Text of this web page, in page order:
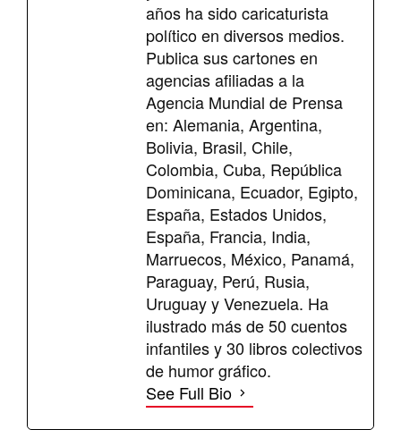
años ha sido caricaturista
político en diversos medios.
Publica sus cartones en
agencias afiliadas a la
Agencia Mundial de Prensa
en: Alemania, Argentina,
Bolivia, Brasil, Chile,
Colombia, Cuba, República
Dominicana, Ecuador, Egipto,
España, Estados Unidos,
España, Francia, India,
Marruecos, México, Panamá,
Paraguay, Perú, Rusia,
Uruguay y Venezuela. Ha
ilustrado más de 50 cuentos
infantiles y 30 libros colectivos
de humor gráfico.
See Full Bio